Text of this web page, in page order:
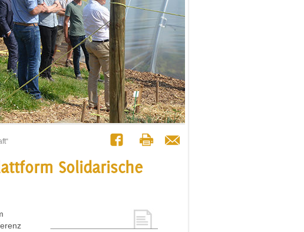
Solidarische